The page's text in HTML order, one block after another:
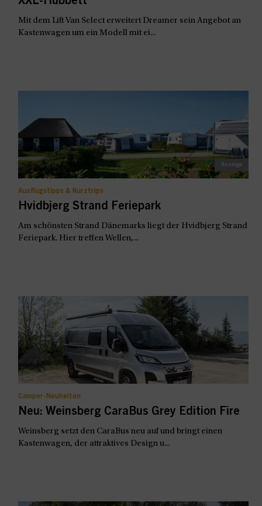
Mit dem Lift Van Select erweitert Dreamer sein Angebot an
Kastenwagen um ein Modell mit ei...
Ausflugstipps & Kurztrips
Hvidbjerg Strand Feriepark
Am schönsten Strand Dänemarks liegt der Hvidbjerg Strand
Feriepark. Hier treffen Wellen,...
Camper-Neuheiten
Neu: Weinsberg CaraBus Grey Edition Fire
Weinsberg setzt den CaraBus neu auf und bringt einen
Kastenwagen, der attraktives Design u...